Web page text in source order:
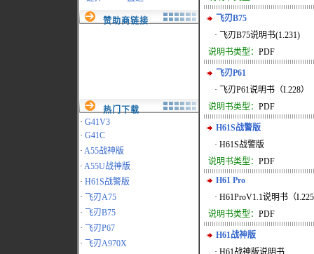
赞助商链接
热门下载
· G41V3
· G41C
· A55战神版
· A55U战神版
· H61S战警版
·
飞刃A75
·
飞刃B75
·
飞刃P67
·
飞刃A970X
飞刃B75
· 飞刃B75说明书(1.231)
说明书类型： PDF
飞刃P61
· 飞刃P61说明书（I.228）
说明书类型： PDF
H61S战警版
· H61S战警版
说明书类型： PDF
H61 Pro
· H61ProV1.1说明书（I.225
说明书类型： PDF
H61战神版
· H61战神版说明书